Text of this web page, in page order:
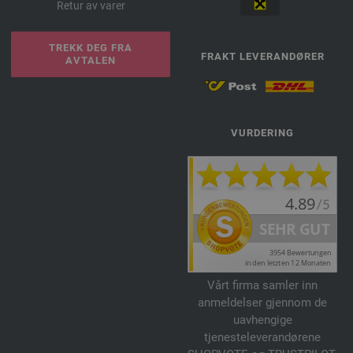
Retur av varer
TREKK DEG FRA
AVTALEN
FRAKT LEVERANDØRER
VURDERING
Vårt firma samler inn
anmeldelser gjennom de
uavhengige
tjenesteleverandørene